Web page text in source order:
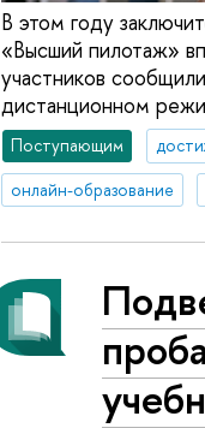
В этом году
«Высший пилотаж»
участников
дистанционном
Поступающим
онлайн-образование